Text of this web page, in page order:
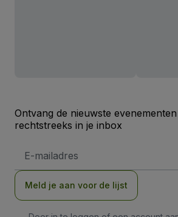
Ontvang de nieuwste
rechtstreeks in je inbox
mailadres
Meld je aan voor de lijst